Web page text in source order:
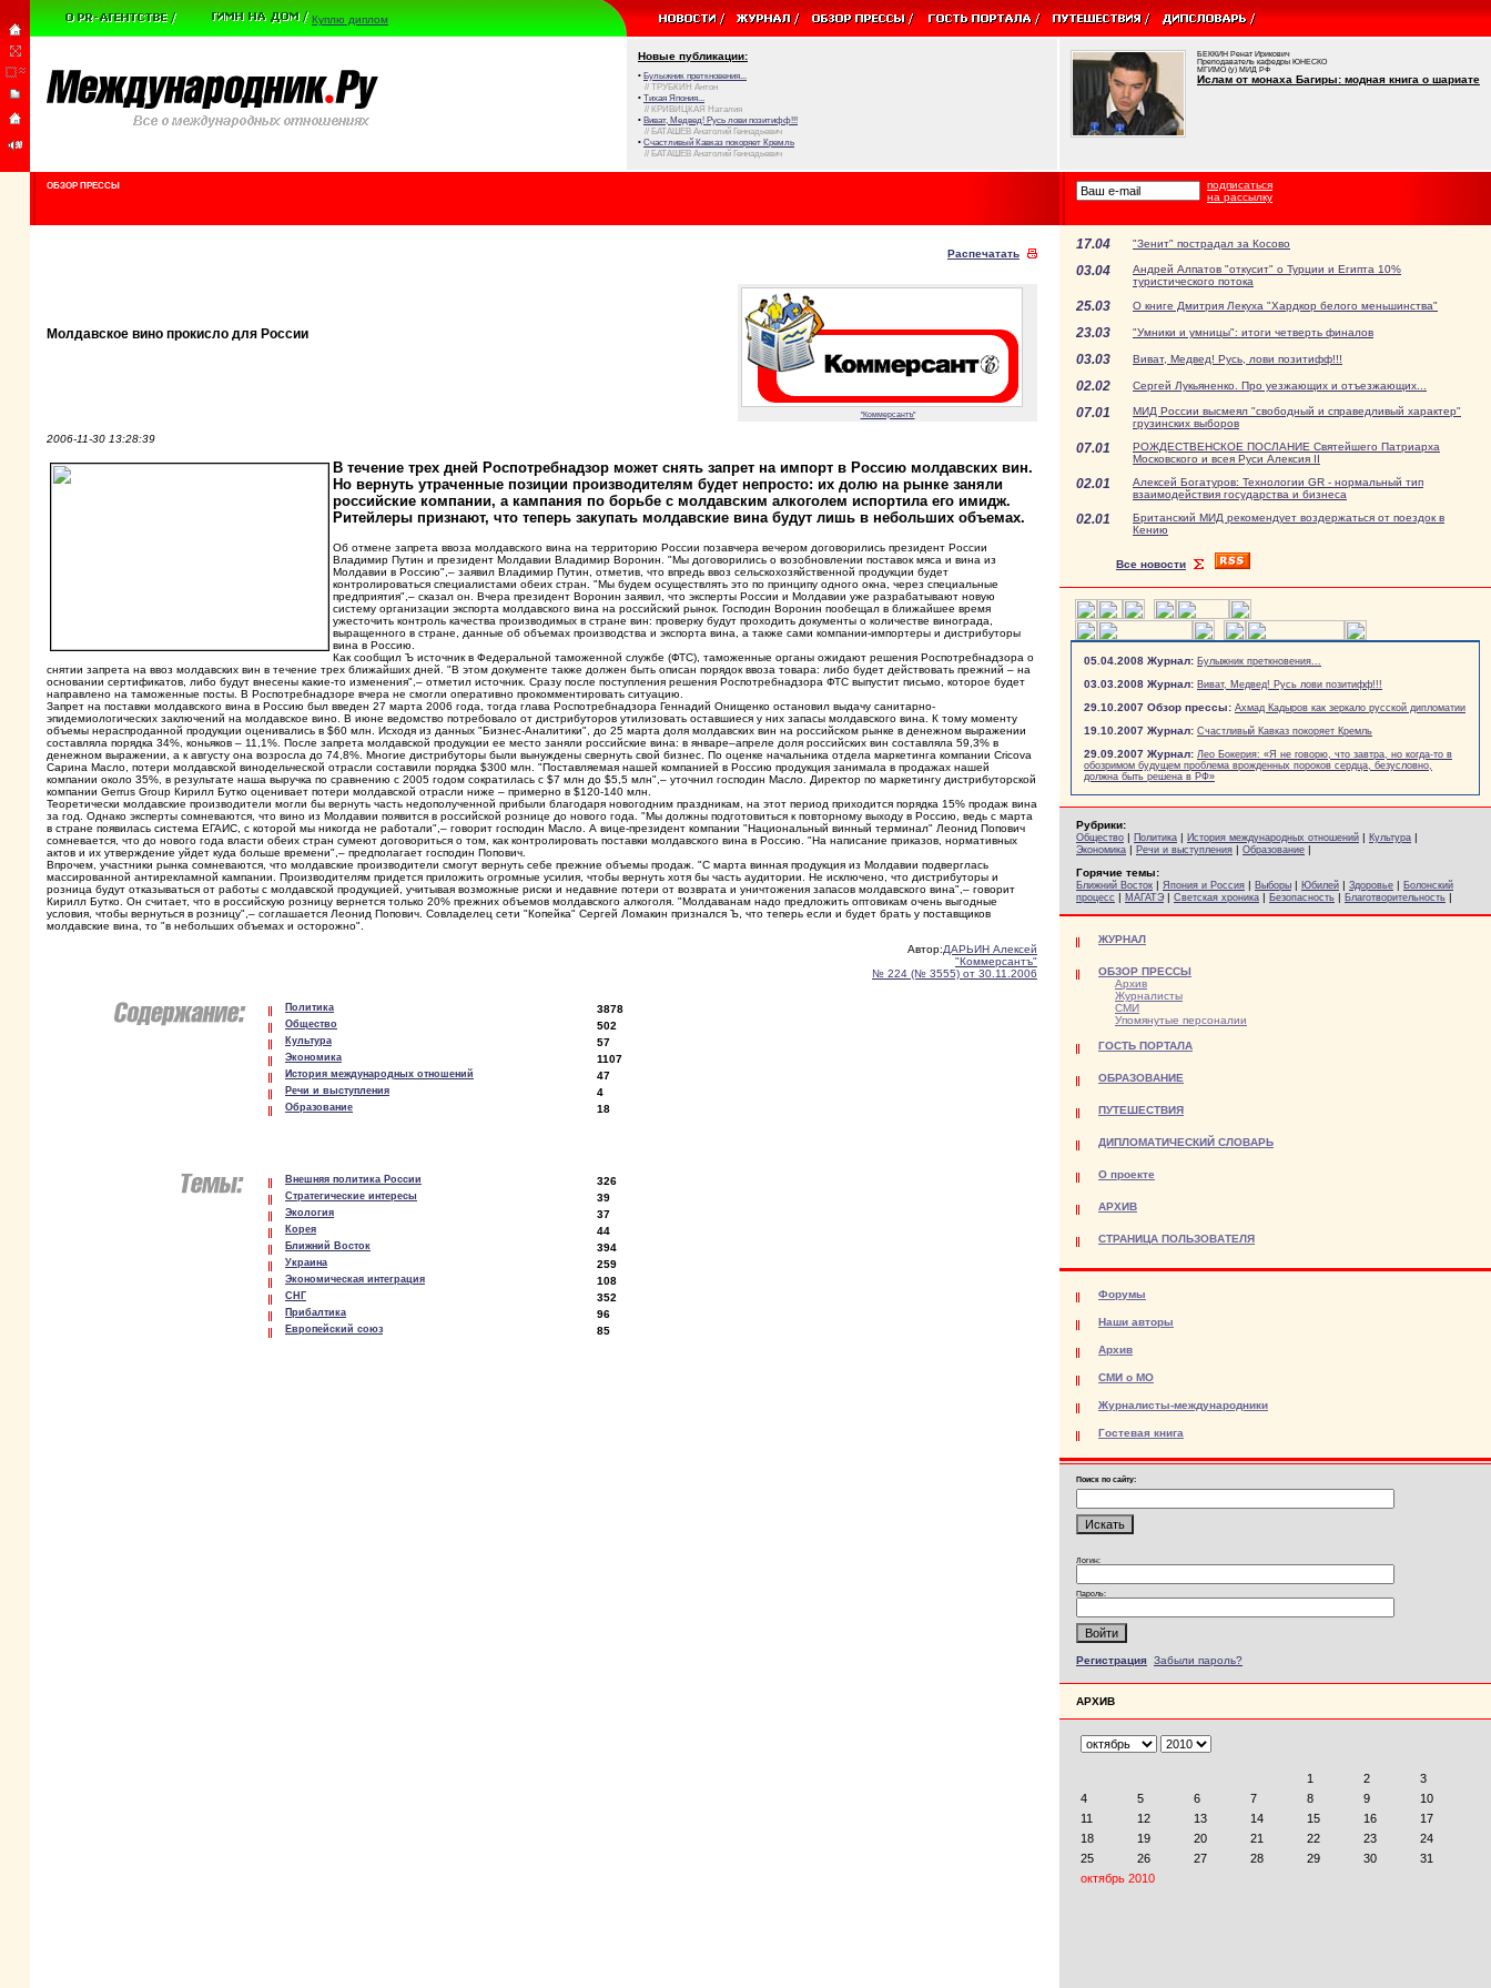
Куплю диплом
Новые публикации:
• Булыжник преткновения...
// ТРУБКИН Антон
• Тихая Япония...
// КРИВИЦКАЯ Наталия
• Виват, Медвед! Русь лови позитифф!!!
// БАТАШЕВ Анатолий Геннадьевич
• Счастливый Кавказ покоряет Кремль
// БАТАШЕВ Анатолий Геннадьевич
БЕККИН Ренат Ирикович
Преподаватель кафедры ЮНЕСКО
МГИМО (у) МИД РФ
Ислам от монаха Багиры: модная книга о шариате
ОБЗОР ПРЕССЫ
подписаться
на рассылку
Распечатать
Молдавское вино прокисло для России
"Коммерсантъ"
2006-11-30 13:28:39
В течение трех дней Роспотребнадзор может снять запрет на импорт в Россию молдавских вин.
Но вернуть утраченные позиции производителям будет непросто: их долю на рынке заняли
российские компании, а кампания по борьбе с молдавским алкоголем испортила его имидж.
Ритейлеры признают, что теперь закупать молдавские вина будут лишь в небольших объемах.
Об отмене запрета ввоза молдавского вина на территорию России позавчера вечером договорились президент России
Владимир Путин и президент Молдавии Владимир Воронин. "Мы договорились о возобновлении поставок мяса и вина из
Молдавии в Россию",– заявил Владимир Путин, отметив, что впредь ввоз сельскохозяйственной продукции будет
контролироваться специалистами обеих стран. "Мы будем осуществлять это по принципу одного окна, через специальные
предприятия",– сказал он. Вчера президент Воронин заявил, что эксперты России и Молдавии уже разрабатывают новую
систему организации экспорта молдавского вина на российский рынок. Господин Воронин пообещал в ближайшее время
ужесточить контроль качества производимых в стране вин: проверку будут проходить документы о количестве винограда,
выращенного в стране, данные об объемах производства и экспорта вина, а также сами компании-импортеры и дистрибуторы
вина в Россию.
Как сообщил Ъ источник в Федеральной таможенной службе (ФТС), таможенные органы ожидают решения Роспотребнадзора о
снятии запрета на ввоз молдавских вин в течение трех ближайших дней. "В этом документе также должен быть описан порядок ввоза товара: либо будет действовать прежний – на
основании сертификатов, либо будут внесены какие-то изменения",– отметил источник. Сразу после поступления решения Роспотребнадзора ФТС выпустит письмо, которое будет
направлено на таможенные посты. В Роспотребнадзоре вчера не смогли оперативно прокомментировать ситуацию.
Запрет на поставки молдавского вина в Россию был введен 27 марта 2006 года, тогда глава Роспотребнадзора Геннадий Онищенко остановил выдачу санитарно-
эпидемиологических заключений на молдавское вино. В июне ведомство потребовало от дистрибуторов утилизовать оставшиеся у них запасы молдавского вина. К тому моменту
объемы нераспроданной продукции оценивались в $60 млн. Исходя из данных "Бизнес-Аналитики", до 25 марта доля молдавских вин на российском рынке в денежном выражении
составляла порядка 34%, коньяков – 11,1%. После запрета молдавской продукции ее место заняли российские вина: в январе–апреле доля российских вин составляла 59,3% в
денежном выражении, а к августу она возросла до 74,8%. Многие дистрибуторы были вынуждены свернуть свой бизнес. По оценке начальника отдела маркетинга компании Cricova
Сарина Масло, потери молдавской винодельческой отрасли составили порядка $300 млн. "Поставляемая нашей компанией в Россию продукция занимала в продажах нашей
компании около 35%, в результате наша выручка по сравнению с 2005 годом сократилась с $7 млн до $5,5 млн",– уточнил господин Масло. Директор по маркетингу дистрибуторской
компании Gerrus Group Кирилл Бутко оценивает потери молдавской отрасли ниже – примерно в $120-140 млн.
Теоретически молдавские производители могли бы вернуть часть недополученной прибыли благодаря новогодним праздникам, на этот период приходится порядка 15% продаж вина
за год. Однако эксперты сомневаются, что вино из Молдавии появится в российской рознице до нового года. "Мы должны подготовиться к повторному выходу в Россию, ведь с марта
в стране появилась система ЕГАИС, с которой мы никогда не работали",– говорит господин Масло. А вице-президент компании "Национальный винный терминал" Леонид Попович
сомневается, что до нового года власти обеих стран сумеют договориться о том, как контролировать поставки молдавского вина в Россию. "На написание приказов, нормативных
актов и их утверждение уйдет куда больше времени",– предполагает господин Попович.
Впрочем, участники рынка сомневаются, что молдавские производители смогут вернуть себе прежние объемы продаж. "С марта винная продукция из Молдавии подверглась
массированной антирекламной кампании. Производителям придется приложить огромные усилия, чтобы вернуть хотя бы часть аудитории. Не исключено, что дистрибуторы и
розница будут отказываться от работы с молдавской продукцией, учитывая возможные риски и недавние потери от возврата и уничтожения запасов молдавского вина",– говорит
Кирилл Бутко. Он считает, что в российскую розницу вернется только 20% прежних объемов молдавского алкоголя. "Молдаванам надо предложить оптовикам очень выгодные
условия, чтобы вернуться в розницу",– соглашается Леонид Попович. Совладелец сети "Копейка" Сергей Ломакин признался Ъ, что теперь если и будет брать у поставщиков
молдавские вина, то "в небольших объемах и осторожно".
Автор:ДАРЬИН Алексей
"Коммерсантъ"
№ 224 (№ 3555) от 30.11.2006
Политика 3878
Общество 502
Культура 57
Экономика 1107
История международных отношений 47
Речи и выступления 4
Образование 18
Внешняя политика России 326
Стратегические интересы 39
Экология 37
Корея 44
Ближний Восток 394
Украина 259
Экономическая интеграция 108
СНГ 352
Прибалтика 96
Европейский союз 85
17.04 "Зенит" пострадал за Косово
03.04
Андрей Алпатов "откусит" о Турции и Египта 10%
туристического потока
25.03 О книге Дмитрия Лекуха "Хардкор белого меньшинства"
23.03 "Умники и умницы": итоги четверть финалов
03.03 Виват, Медвед! Русь, лови позитифф!!!
02.02 Сергей Лукьяненко. Про уезжающих и отъезжающих...
07.01
МИД России высмеял "свободный и справедливый характер"
грузинских выборов
07.01
РОЖДЕСТВЕНСКОЕ ПОСЛАНИЕ Святейшего Патриарха
Московского и всея Руси Алексия II
02.01
Алексей Богатуров: Технологии GR - нормальный тип
взаимодействия государства и бизнеса
02.01
Британский МИД рекомендует воздержаться от поездок в
Кению
Все новости
05.04.2008 Журнал: Булыжник преткновения...
03.03.2008 Журнал: Виват, Медвед! Русь лови позитифф!!!
29.10.2007 Обзор прессы: Ахмад Кадыров как зеркало русской дипломатии
19.10.2007 Журнал: Счастливый Кавказ покоряет Кремль
29.09.2007 Журнал: Лео Бокерия: «Я не говорю, что завтра, но когда-то в
обозримом будущем проблема врожденных пороков сердца, безусловно,
должна быть решена в РФ»
Рубрики:
Общество | Политика | История международных отношений | Культура |
Экономика | Речи и выступления | Образование |
Горячие темы:
Ближний Восток | Япония и Россия | Выборы | Юбилей | Здоровье | Болонский
процесс | МАГАТЭ | Светская хроника | Безопасность | Благотворительность |
ЖУРНАЛ
ОБЗОР ПРЕССЫ
Архив
Журналисты
СМИ
Упомянутые персоналии
ГОСТЬ ПОРТАЛА
ОБРАЗОВАНИЕ
ПУТЕШЕСТВИЯ
ДИПЛОМАТИЧЕСКИЙ СЛОВАРЬ
О проекте
АРХИВ
СТРАНИЦА ПОЛЬЗОВАТЕЛЯ
Форумы
Наши авторы
Архив
СМИ о МО
Журналисты-международники
Гостевая книга
Поиск по сайту:
Логин:
Пароль:
Регистрация Забыли пароль?
АРХИВ